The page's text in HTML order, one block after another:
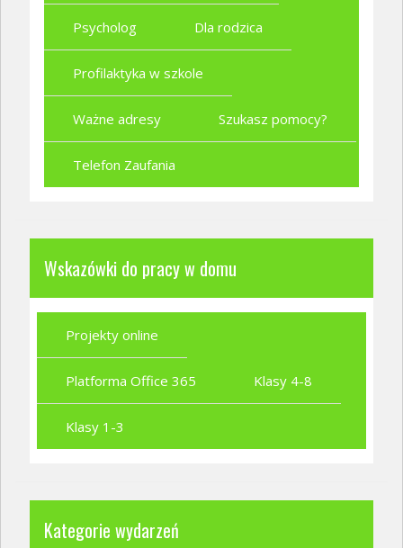
Psycholog Dla rodzica
Profilaktyka w szkole
Ważne adresy Szukasz pomocy?
Telefon Zaufania
Wskazówki do pracy w domu
Projekty online
Platforma Office 365 Klasy 4-8
Klasy 1-3
Kategorie wydarzeń